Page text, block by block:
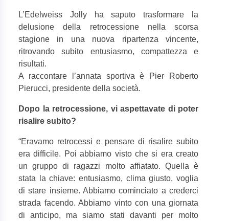
L’Edelweiss Jolly ha saputo trasformare la
delusione della retrocessione nella scorsa
stagione in una nuova ripartenza vincente,
ritrovando subito entusiasmo, compattezza e
risultati.
A raccontare l’annata sportiva è Pier Roberto
Pierucci, presidente della società.
Dopo la retrocessione, vi aspettavate di poter
risalire subito?
“Eravamo retrocessi e pensare di risalire subito
era difficile. Poi abbiamo visto che si era creato
un gruppo di ragazzi molto affiatato. Quella è
stata la chiave: entusiasmo, clima giusto, voglia
di stare insieme. Abbiamo cominciato a crederci
strada facendo. Abbiamo vinto con una giornata
di anticipo, ma siamo stati davanti per molto